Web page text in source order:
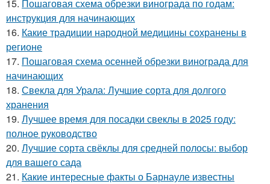
15. Пошаговая схема обрезки винограда по годам:
инструкция для начинающих
16. Какие традиции народной медицины сохранены в
регионе
17. Пошаговая схема осенней обрезки винограда для
начинающих
18. Свекла для Урала: Лучшие сорта для долгого
хранения
19. Лучшее время для посадки свеклы в 2025 году:
полное руководство
20. Лучшие сорта свёклы для средней полосы: выбор
для вашего сада
21. Какие интересные факты о Барнауле известны